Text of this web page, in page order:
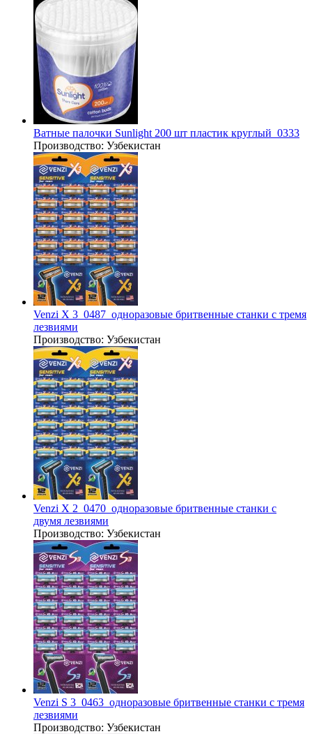
Ватные палочки Sunlight 200 шт пластик круглый_0333
Производство: Узбекистан
Venzi X 3_0487_одноразовые бритвенные станки с тремя
лезвиями
Производство: Узбекистан
Venzi X 2_0470_одноразовые бритвенные станки с
двумя лезвиями
Производство: Узбекистан
Venzi S 3_0463_одноразовые бритвенные станки с тремя
лезвиями
Производство: Узбекистан